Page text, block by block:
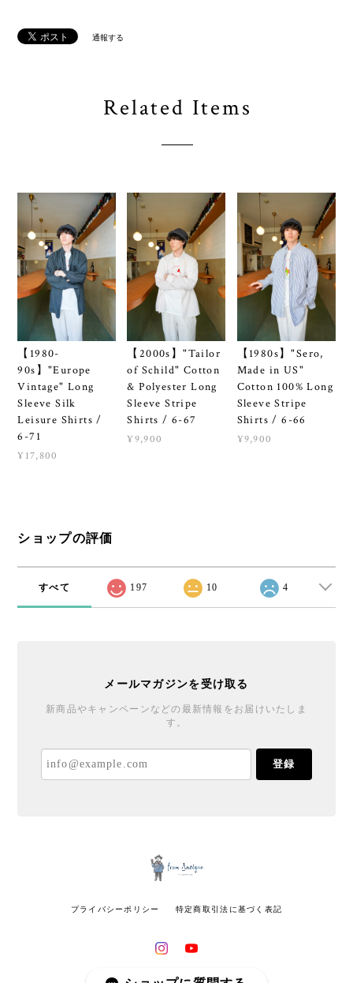
通報する
Related Items
【1980-
90s】"Europe
Vintage" Long
Sleeve Silk
Leisure Shirts /
6-71
¥17,800
【2000s】"Tailor
of Schild" Cotton
& Polyester Long
Sleeve Stripe
Shirts / 6-67
¥9,900
【1980s】"Sero,
Made in US"
Cotton 100% Long
Sleeve Stripe
Shirts / 6-66
¥9,900
ショップの評価
すべて 197 10 4
メールマガジンを受け取る
新商品やキャンペーンなどの最新情報をお届けいたしま
す。
登録
プライバシーポリシー 特定商取引法に基づく表記